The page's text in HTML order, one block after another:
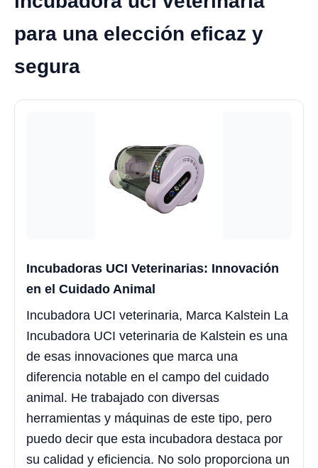
para una elección eficaz y
segura
Incubadoras UCI Veterinarias: Innovación
en el Cuidado Animal
Incubadora UCI veterinaria, Marca Kalstein La
Incubadora UCI veterinaria de Kalstein es una
de esas innovaciones que marca una
diferencia notable en el campo del cuidado
animal. He trabajado con diversas
herramientas y máquinas de este tipo, pero
puedo decir que esta incubadora destaca por
su calidad y eficiencia. No solo proporciona un